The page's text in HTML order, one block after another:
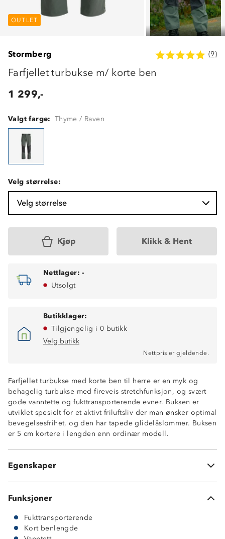
OUTLET OUTLET
OUTLET
Stormberg (9)
Farfjellet turbukse m/ korte ben
1 299,-
Valgt farge: Thyme / Raven
Velg størrelse:
Velg størrelse
Kjøp Klikk & Hent
Nettlager: -
Utsolgt
Butikklager:
Tilgjengelig i 0 butikk
Velg butikk
Nettpris er gjeldende.
Farfjellet turbukse med korte ben til herre er en myk og
behagelig turbukse med fireveis stretchfunksjon, og svært
gode vanntette og fukttransporterende evner. Buksen er
utviklet spesielt for et aktivt friluftsliv der man ønsker optimal
bevegelsesfrihet, og den har tapede glidelåslommer. Buksen
er 5 cm kortere i lengden enn ordinær modell.
Egenskaper
Vanntett, 15 000 mm vannsøyle
To lommer med vannavstøtende glidelås
Beltehemper
Borrelåsjustering i livet for bedre passform
Strikkjustering nederst i beinene.
Tapede sømmer
Meshfôr
Ytterstoff: 95% polyester og 5% elastan
Funksjoner
Fukttransporterende
Kort benlengde